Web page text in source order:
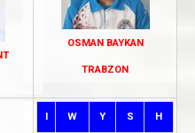
OSMAN BAYKAN
TRABZON
I W Y S H